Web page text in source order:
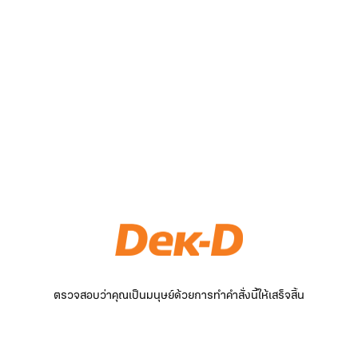
ตรวจสอบว่าคุณเป็นมนุษย์ด้วยการทำคำสั่งนี้ให้เสร็จสิ้น